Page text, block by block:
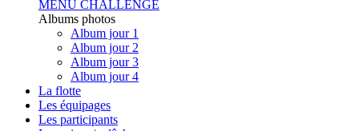
MENU CHALLENGE
Albums photos
Album jour 1
Album jour 2
Album jour 3
Album jour 4
La flotte
Les équipages
Les participants